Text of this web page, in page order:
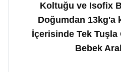
Koltuğu ve Isofix
Doğumdan 13kg'a
İçerisinde Tek
Bebek